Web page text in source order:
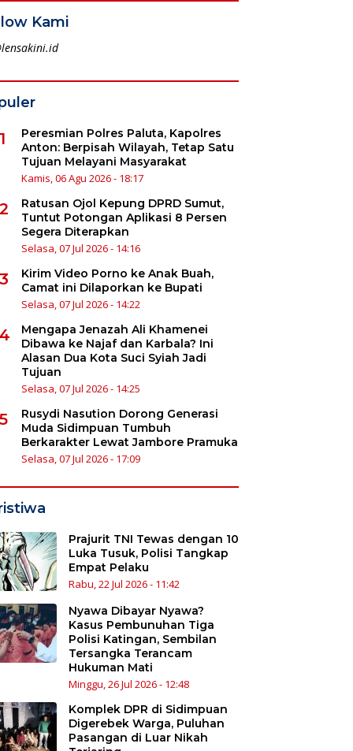
Kami
Peresmian Polres Paluta, Kapolres
Anton: Berpisah Wilayah, Tetap Satu
Tujuan Melayani Masyarakat
Kamis, 06 Agu 2026 - 18:17
Ratusan Ojol Kepung DPRD Sumut,
Tuntut Potongan Aplikasi 8 Persen
Segera Diterapkan
Selasa, 07 Jul 2026 - 14:16
Kirim Video Porno ke Anak Buah,
Camat ini Dilaporkan ke Bupati
Selasa, 07 Jul 2026 - 14:22
Mengapa Jenazah Ali Khamenei
Dibawa ke Najaf dan Karbala? Ini
Alasan Dua Kota Suci Syiah Jadi
Tujuan
Selasa, 07 Jul 2026 - 14:25
Rusydi Nasution Dorong Generasi
Muda Sidimpuan Tumbuh
Berkarakter Lewat Jambore Pramuka
Selasa, 07 Jul 2026 - 17:09
Prajurit TNI Tewas dengan 10
Luka Tusuk, Polisi Tangkap
Empat Pelaku
Rabu, 22 Jul 2026 - 11:42
Nyawa Dibayar Nyawa?
Kasus Pembunuhan Tiga
Polisi Katingan, Sembilan
Tersangka Terancam
Hukuman Mati
Minggu, 26 Jul 2026 - 12:48
Komplek DPR di Sidimpuan
Digerebek Warga, Puluhan
Pasangan di Luar Nikah